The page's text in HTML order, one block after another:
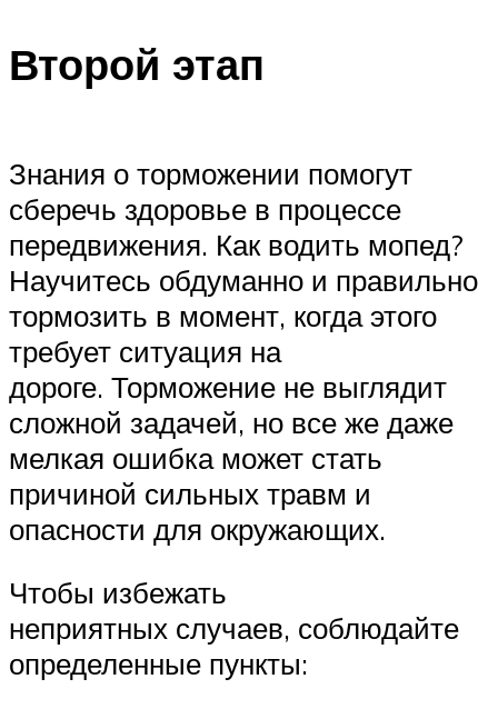
Второй этап
Знания о торможении помогут
сберечь здоровье в процессе
передвижения. Как водить мопед?
Научитесь обдуманно и правильно
тормозить в момент, когда этого
требует ситуация на
дороге. Торможение не выглядит
сложной задачей, но все же даже
мелкая ошибка может стать
причиной сильных травм и
опасности для окружающих.
Чтобы избежать
неприятных случаев, соблюдайте
определенные пункты: